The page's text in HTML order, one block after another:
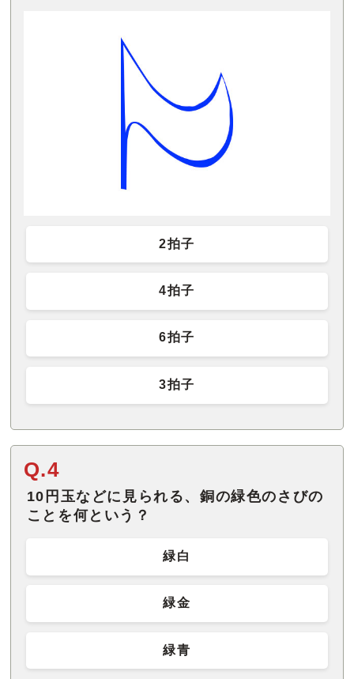
2拍子
4拍子
6拍子
3拍子
Q.4
10円玉などに見られる、銅の緑色のさびの
ことを何という？
緑白
緑金
緑青